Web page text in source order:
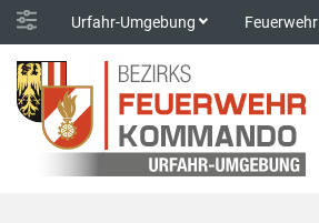
Urfahr-Umgebung Feuerwehr